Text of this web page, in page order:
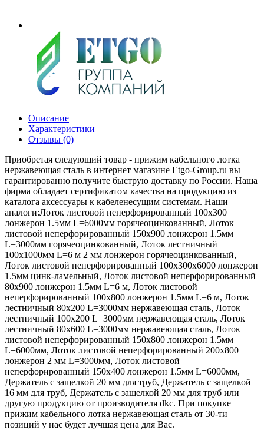
Описание
Характеристики
Отзывы (0)
Приобретая следующий товар - прижим кабельного лотка
нержавеющая сталь в интернет магазине Etgo-Group.ru вы
гарантированно получите быструю доставку по России. Наша
фирма обладает сертификатом качества на продукцию из
каталога аксессуары к кабеленесущим системам. Наши
аналоги:Лоток листовой неперфорированный 100х300
лонжерон 1.5мм L=6000мм горячеоцинкованный, Лоток
листовой неперфорированный 150х900 лонжерон 1.5мм
L=3000мм горячеоцинкованный, Лоток лестничный
100х1000мм L=6 м 2 мм лонжерон горячеоцинкованный,
Лоток листовой неперфорированный 100х300х6000 лонжерон
1.5мм цинк-ламельный, Лоток листовой неперфорированный
80х900 лонжерон 1.5мм L=6 м, Лоток листовой
неперфорированный 100х800 лонжерон 1.5мм L=6 м, Лоток
лестничный 80х200 L=3000мм нержавеющая сталь, Лоток
лестничный 100х200 L=3000мм нержавеющая сталь, Лоток
лестничный 80х600 L=3000мм нержавеющая сталь, Лоток
листовой неперфорированный 150х800 лонжерон 1.5мм
L=6000мм, Лоток листовой неперфорированный 200x800
лонжерон 2 мм L=3000мм, Лоток листовой
неперфорированный 150х400 лонжерон 1.5мм L=6000мм,
Держатель с защелкой 20 мм для труб, Держатель с защелкой
16 мм для труб, Держатель с защелкой 20 мм для труб или
другую продукцию от производителя dkc. При покупке
прижим кабельного лотка нержавеющая сталь от 30-ти
позиций у нас будет лучшая цена для Вас.